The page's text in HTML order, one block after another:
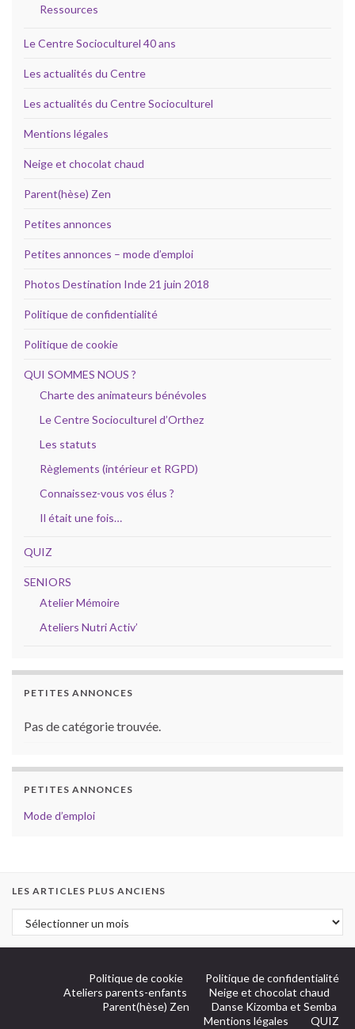
Ressources
Le Centre Socioculturel 40 ans
Les actualités du Centre
Les actualités du Centre Socioculturel
Mentions légales
Neige et chocolat chaud
Parent(hèse) Zen
Petites annonces
Petites annonces – mode d’emploi
Photos Destination Inde 21 juin 2018
Politique de confidentialité
Politique de cookie
QUI SOMMES NOUS ?
Charte des animateurs bénévoles
Le Centre Socioculturel d’Orthez
Les statuts
Règlements (intérieur et RGPD)
Connaissez-vous vos élus ?
Il était une fois…
QUIZ
SENIORS
Atelier Mémoire
Ateliers Nutri Activ’
PETITES ANNONCES
Pas de catégorie trouvée.
PETITES ANNONCES
Mode d’emploi
LES ARTICLES PLUS ANCIENS
Politique de cookie
Politique de confidentialité
Ateliers parents-enfants
Neige et chocolat chaud
Parent(hèse) Zen
Danse Kizomba et Semba
Mentions légales
QUIZ